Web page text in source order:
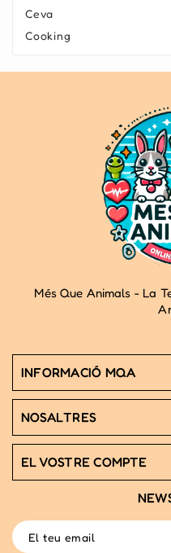
Ceva
Cooking
Més Que Animals - La
INFORMACIÓ MQA
NOSALTRES
EL VOSTRE COMPTE